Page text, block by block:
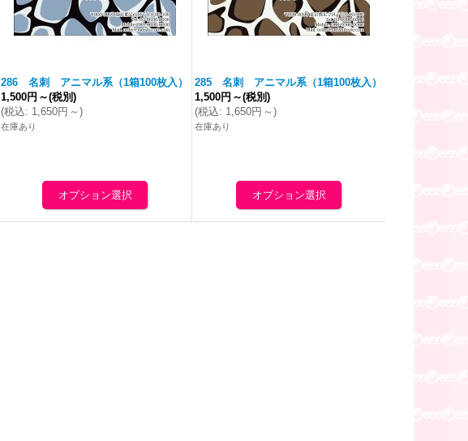
286 名刺 アニマル系（1箱100枚入）
1,500円 ～(税別)
(税込: 1,650円 ～)
在庫あり
285 名刺 アニマル系（1箱100枚入）
1,500円 ～(税別)
(税込: 1,650円 ～)
在庫あり